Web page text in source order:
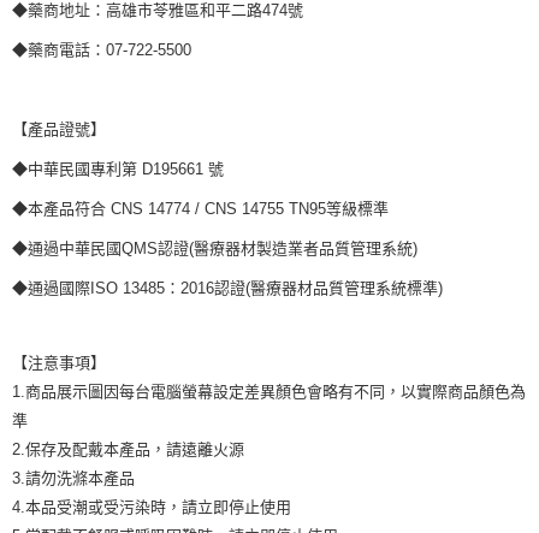
◆藥商地址：高雄市苓雅區和平二路474號
◆藥商電話：07-722-5500
【產品證號】
◆中華民國專利第 D195661 號
◆本產品符合 CNS 14774 / CNS 14755 TN95等級標準
◆通過中華民國QMS認證(醫療器材製造業者品質管理系統)
◆通過國際ISO 13485：2016認證(醫療器材品質管理系統標準)
【注意事項】
1.商品展示圖因每台電腦螢幕設定差異顏色會略有不同，以實際商品顏色為
準
2.保存及配戴本產品，請遠離火源
3.請勿洗滌本產品
4.本品受潮或受污染時，請立即停止使用